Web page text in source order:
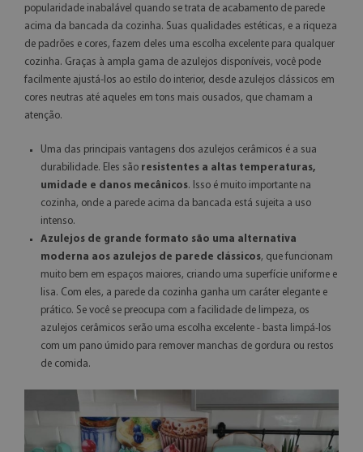
popularidade inabalável quando se trata de acabamento de parede
acima da bancada da cozinha. Suas qualidades estéticas, e a riqueza
de padrões e cores, fazem deles uma escolha excelente para qualquer
cozinha. Graças à ampla gama de azulejos disponíveis, você pode
facilmente ajustá-los ao estilo do interior, desde azulejos clássicos em
cores neutras até aqueles em tons mais ousados, que chamam a
atenção.
Uma das principais vantagens dos azulejos cerâmicos é a sua
durabilidade. Eles são resistentes a altas temperaturas,
umidade e danos mecânicos. Isso é muito importante na
cozinha, onde a parede acima da bancada está sujeita a uso
intenso.
Azulejos de grande formato são uma alternativa
moderna aos azulejos de parede clássicos, que funcionam
muito bem em espaços maiores, criando uma superfície uniforme e
lisa. Com eles, a parede da cozinha ganha um caráter elegante e
prático. Se você se preocupa com a facilidade de limpeza, os
azulejos cerâmicos serão uma escolha excelente - basta limpá-los
com um pano úmido para remover manchas de gordura ou restos
de comida.